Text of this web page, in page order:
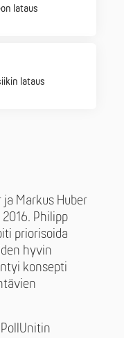
lataus
lataus
Markus Huber
Philipp
priorisoida
hyvin
konsepti